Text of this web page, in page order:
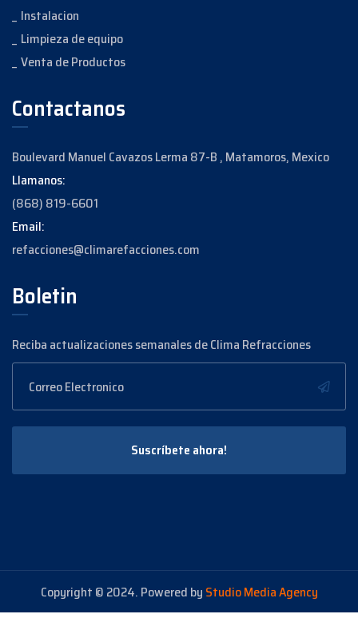
Instalacion
Limpieza de equipo
Venta de Productos
Contactanos
Boulevard Manuel Cavazos Lerma 87-B , Matamoros, Mexico
Llamanos:
(868) 819-6601
Email:
refacciones@climarefacciones.com
Boletin
Reciba actualizaciones semanales de Clima Refracciones
Suscríbete ahora!
Copyright © 2024. Powered by Studio Media Agency